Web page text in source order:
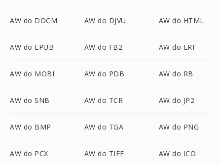
AW do DOCM AW do DJVU AW do HTML
AW do EPUB AW do FB2 AW do LRF
AW do MOBI AW do PDB AW do RB
AW do SNB AW do TCR AW do JP2
AW do BMP AW do TGA AW do PNG
AW do PCX AW do TIFF AW do ICO